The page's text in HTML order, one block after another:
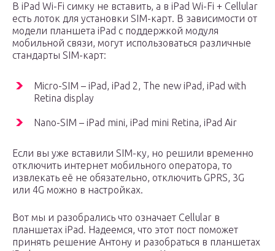
В iPad Wi-Fi симку не вставить, а в iPad Wi-Fi + Cellular
есть лоток для установки SIM-карт. В зависимости от
модели планшета iPad с поддержкой модуля
мобильной связи, могут использоваться различные
стандарты SIM-карт:
Micro-SIM – iPad, iPad 2, The new iPad, iPad with
Retina display
Nano-SIM – iPad mini, iPad mini Retina, iPad Air
Если вы уже вставили SIM-ку, но решили временно
отключить интернет мобильного оператора, то
извлекать её не обязательно, отключить GPRS, 3G
или 4G можно в настройках.
Вот мы и разобрались что означает Cellular в
планшетах iPad. Надеемся, что этот пост поможет
принять решение Антону и разобраться в планшетах